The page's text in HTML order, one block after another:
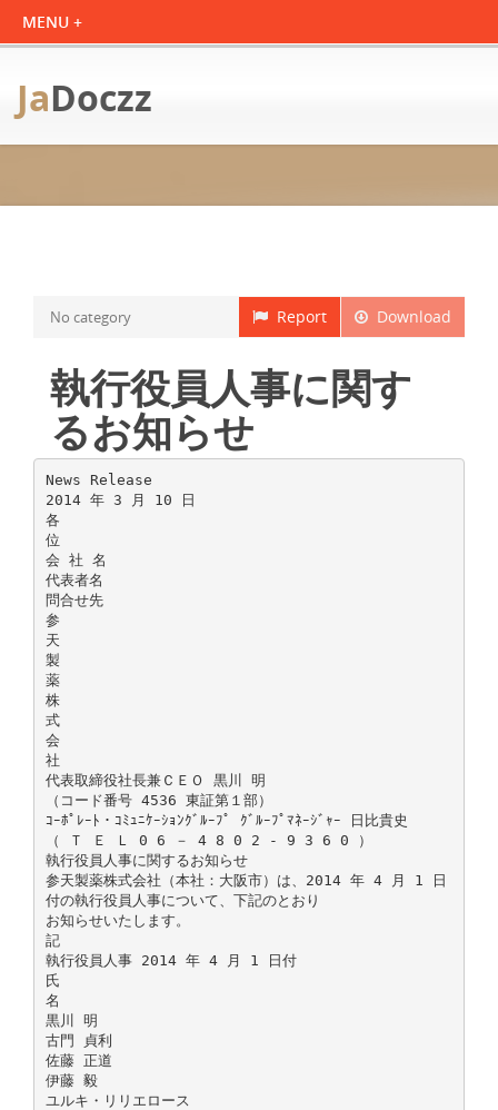
JaDoczz
Download
Report
No category
執行役員人事に関す
るお知らせ
News Release
2014 年 3 月 10 日
各
位
会 社 名
代表者名
問合せ先
参
天
製
薬
株
式
会
社
代表取締役社長兼ＣＥＯ 黒川 明
（コード番号 4536 東証第１部）
ｺｰﾎﾟﾚｰﾄ・ｺﾐｭﾆｹｰｼｮﾝｸﾞﾙｰﾌﾟ ｸﾞﾙｰﾌﾟﾏﾈｰｼﾞｬｰ 日比貴史
（ Ｔ Ｅ Ｌ 0 6 － 4 8 0 2 - 9 3 6 0 ）
執行役員人事に関するお知らせ
参天製薬株式会社（本社：大阪市）は、2014 年 4 月 1 日
付の執行役員人事について、下記のとおり
お知らせいたします。
記
執行役員人事 2014 年 4 月 1 日付
氏
名
黒川 明
古門 貞利
佐藤 正道
伊藤 毅
ユルキ・リリエロース